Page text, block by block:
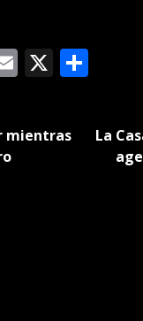
Email
X
mientras
La